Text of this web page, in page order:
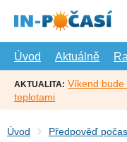
hlavní
Úvod
Aktuálně
AKTUALITA: Víkend
teplotami
Úvod Předpověď